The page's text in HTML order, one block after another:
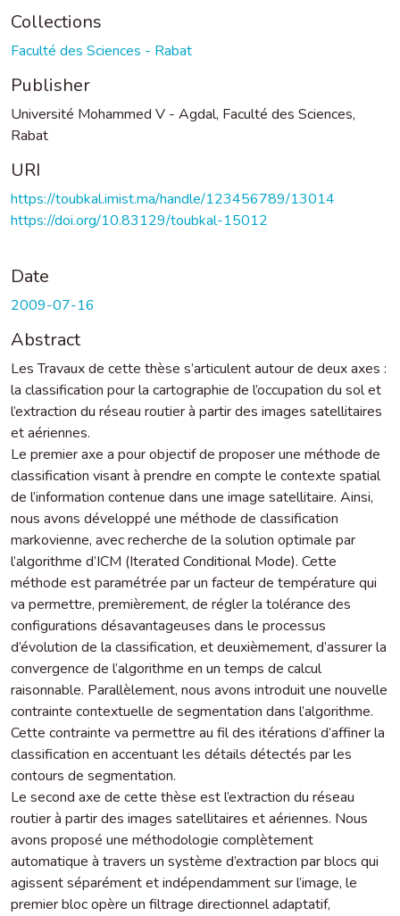
Collections
Faculté des Sciences - Rabat
Publisher
Université Mohammed V - Agdal, Faculté des Sciences,
Rabat
URI
https://toubkal.imist.ma/handle/123456789/13014
https://doi.org/10.83129/toubkal-15012
Date
2009-07-16
Abstract
Les Travaux de cette thèse s’articulent autour de deux axes :
la classification pour la cartographie de l’occupation du sol et
l’extraction du réseau routier à partir des images satellitaires
et aériennes.
Le premier axe a pour objectif de proposer une méthode de
classification visant à prendre en compte le contexte spatial
de l’information contenue dans une image satellitaire. Ainsi,
nous avons développé une méthode de classification
markovienne, avec recherche de la solution optimale par
l’algorithme d’ICM (Iterated Conditional Mode). Cette
méthode est paramétrée par un facteur de température qui
va permettre, premièrement, de régler la tolérance des
configurations désavantageuses dans le processus
d’évolution de la classification, et deuxièmement, d’assurer la
convergence de l’algorithme en un temps de calcul
raisonnable. Parallèlement, nous avons introduit une nouvelle
contrainte contextuelle de segmentation dans l’algorithme.
Cette contrainte va permettre au fil des itérations d’affiner la
classification en accentuant les détails détectés par les
contours de segmentation.
Le second axe de cette thèse est l’extraction du réseau
routier à partir des images satellitaires et aériennes. Nous
avons proposé une méthodologie complètement
automatique à travers un système d’extraction par blocs qui
agissent séparément et indépendamment sur l’image, le
premier bloc opère un filtrage directionnel adaptatif,